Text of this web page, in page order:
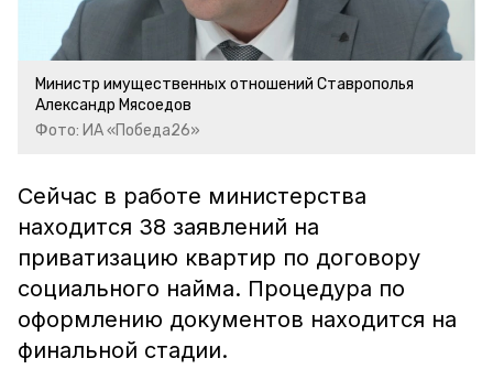
Министр имущественных отношений Ставрополья
Александр Мясоедов
Фото: ИА «Победа26»
Сейчас в работе министерства
находится 38 заявлений на
приватизацию квартир по договору
социального найма. Процедура по
оформлению документов находится на
финальной стадии.